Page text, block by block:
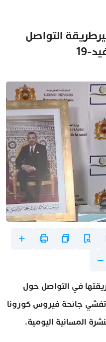
التواصل
19
في التواصل حول
تفشي جائحة فيروس كورونا
المسائية اليومية.